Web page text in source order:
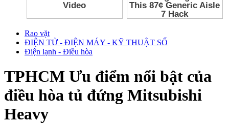
Rao vặt
ĐIỆN TỬ - ĐIỆN MÁY - KỸ THUẬT SỐ
Điện lạnh - Điều hòa
TPHCM Ưu điểm nổi bật của
điều hòa tủ đứng Mitsubishi
Heavy